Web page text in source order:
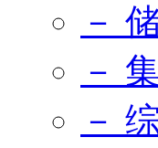
－
－
－